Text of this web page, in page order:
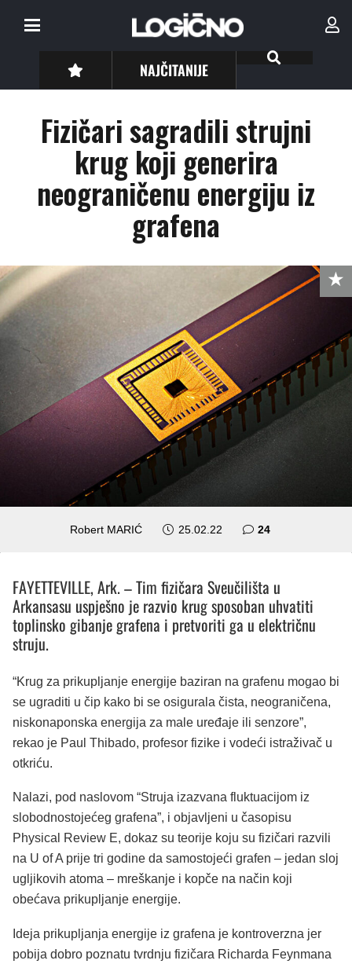
NAJČITANIJE
Fizičari sagradili strujni
krug koji generira
neograničenu energiju iz
grafena
Robert MARIĆ 25.02.22 24komentara
FAYETTEVILLE, Ark. – Tim fizičara Sveučilišta u
Arkansasu uspješno je razvio krug sposoban uhvatiti
toplinsko gibanje grafena i pretvoriti ga u električnu
struju.
“Krug za prikupljanje energije baziran na grafenu mogao bi
se ugraditi u čip kako bi se osigurala čista, neograničena,
niskonaponska energija za male uređaje ili senzore”,
rekao je Paul Thibado, profesor fizike i vodeći istraživač u
otkriću.
Nalazi, pod naslovom “Struja izazvana fluktuacijom iz
slobodnostojećeg grafena”, i objavljeni u časopisu
Physical Review E, dokaz su teorije koju su fizičari razvili
na U of A prije tri godine da samostojeći grafen – jedan sloj
ugljikovih atoma – mreškanje i kopče na način koji
obećava prikupljanje energije.
Ideja prikupljanja energije iz grafena je kontroverzna jer
pobija dobro poznatu tvrdnju fizičara Richarda Feynmana